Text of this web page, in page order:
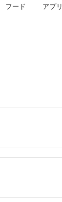
フード アプリ